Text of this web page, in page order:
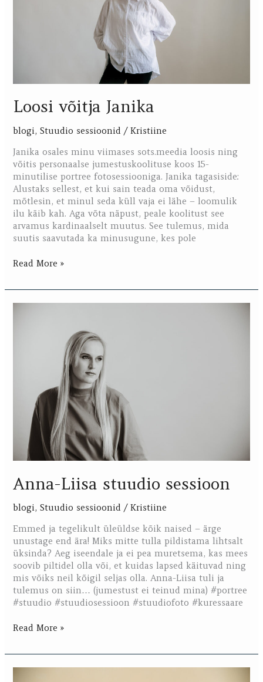
Loosi võitja Janika
blogi,Stuudio sessioonid /Kristiine
Janika osales minu viimases sots.meedia loosis ning
võitis personaalse jumestuskoolituse koos 15-
minutilise portree fotosessiooniga. Janika tagasiside:
Alustaks sellest, et kui sain teada oma võidust,
mõtlesin, et minul seda küll vaja ei lähe – loomulik
ilu käib kah. Aga võta näpust, peale koolitust see
arvamus kardinaalselt muutus. See tulemus, mida
suutis saavutada ka minusugune, kes pole
Read More »
Anna-Liisa stuudio sessioon
blogi,Stuudio sessioonid /Kristiine
Emmed ja tegelikult üleüldse kõik naised – ärge
unustage end ära! Miks mitte tulla pildistama lihtsalt
üksinda? Aeg iseendale ja ei pea muretsema, kas mees
soovib piltidel olla või, et kuidas lapsed käituvad ning
mis võiks neil kõigil seljas olla. Anna-Liisa tuli ja
tulemus on siin… (jumestust ei teinud mina) #portree
#stuudio #stuudiosessioon #stuudiofoto #kuressaare
Read More »